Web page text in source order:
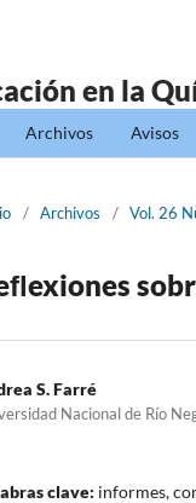
en la
Archivos Avisos
/ Archivos / Vol. 26
S. Farré
Nacional de Río
clave: informes,